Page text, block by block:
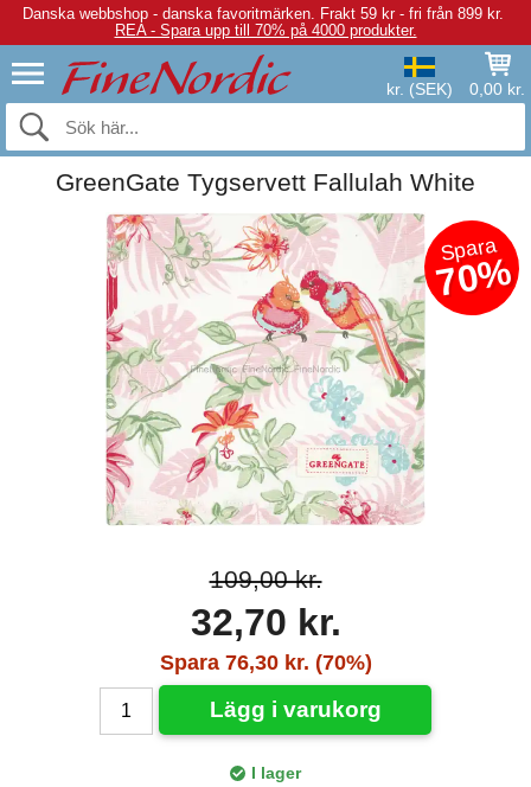
Danska webbshop - danska favoritmärken. Frakt 59 kr - fri från 899 kr.
REA - Spara upp till 70% på 4000 produkter.
kr. (SEK) 0,00 kr.
GreenGate Tygservett Fallulah White
Spara
70%
109,00 kr.
32,70 kr.
Spara 76,30 kr. (70%)
Lägg i varukorg
I lager